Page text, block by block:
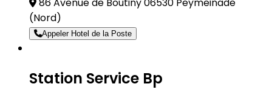
86 Avenue de Boutiny 06530 Peymeinade
(Nord)
Appeler Hotel de la Poste
Station Service Bp